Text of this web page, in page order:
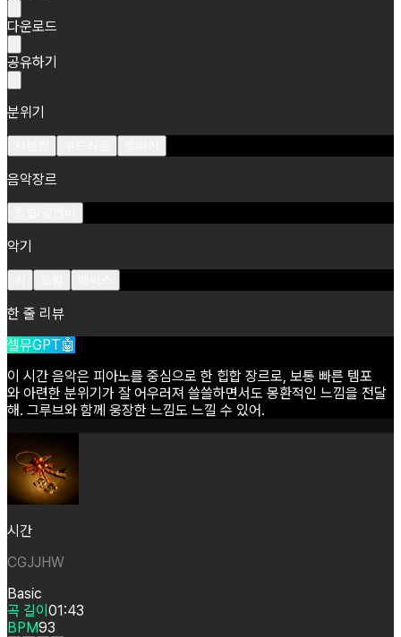
다운로드
공유하기
분위기
음악장르
악기
한 줄 리뷰
셀뮤GPT🤖
이 시간 음악은 피아노를 중심으로 한 힙합 장르로, 보통 빠른 템포
와 아련한 분위기가 잘 어우러져 쓸쓸하면서도 몽환적인 느낌을 전달
해. 그루브와 함께 웅장한 느낌도 느낄 수 있어.
시간
CGJJHW
Basic
곡 길이 01:43
BPM93